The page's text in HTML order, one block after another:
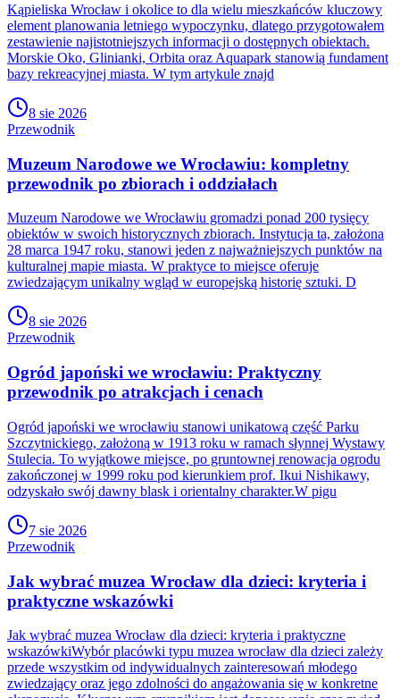
Kąpieliska Wrocław i okolice to dla wielu mieszkańców kluczowy
element planowania letniego wypoczynku, dlatego przygotowałem
zestawienie najistotniejszych informacji o dostępnych obiektach.
Morskie Oko, Glinianki, Orbita oraz Aquapark stanowią fundament
bazy rekreacyjnej miasta. W tym artykule znajd
8 sie 2026
Przewodnik
Muzeum Narodowe we Wrocławiu: kompletny
przewodnik po zbiorach i oddziałach
Muzeum Narodowe we Wrocławiu gromadzi ponad 200 tysięcy
obiektów w swoich historycznych zbiorach. Instytucja ta, założona
28 marca 1947 roku, stanowi jeden z najważniejszych punktów na
kulturalnej mapie miasta. W praktyce to miejsce oferuje
zwiedzającym unikalny wgląd w europejską historię sztuki. D
8 sie 2026
Przewodnik
Ogród japoński we wrocławiu: Praktyczny
przewodnik po atrakcjach i cenach
Ogród japoński we wrocławiu stanowi unikatową część Parku
Szczytnickiego, założoną w 1913 roku w ramach słynnej Wystawy
Stulecia. To wyjątkowe miejsce, po gruntownej renowacja ogrodu
zakończonej w 1999 roku pod kierunkiem prof. Ikui Nishikawy,
odzyskało swój dawny blask i orientalny charakter.W pigu
7 sie 2026
Przewodnik
Jak wybrać muzea Wrocław dla dzieci: kryteria i
praktyczne wskazówki
Jak wybrać muzea Wrocław dla dzieci: kryteria i praktyczne
wskazówkiWybór placówki typu muzea wrocław dla dzieci zależy
przede wszystkim od indywidualnych zainteresowań młodego
zwiedzający oraz jego zdolności do angażowania się w konkretne